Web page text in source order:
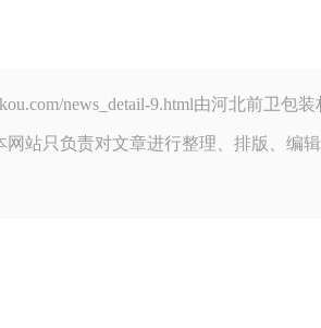
news_detail-9.html由河北前卫包
站只负责对文章进行整理、排版、编